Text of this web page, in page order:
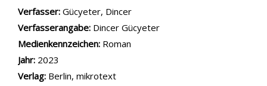
Verfasser: Suche nach diesem Verfasser
Gücyeter, Dincer
Verfasserangabe: Dincer Gücyeter
Medienkennzeichen: Roman
Jahr: 2023
Verlag: Berlin, mikrotext